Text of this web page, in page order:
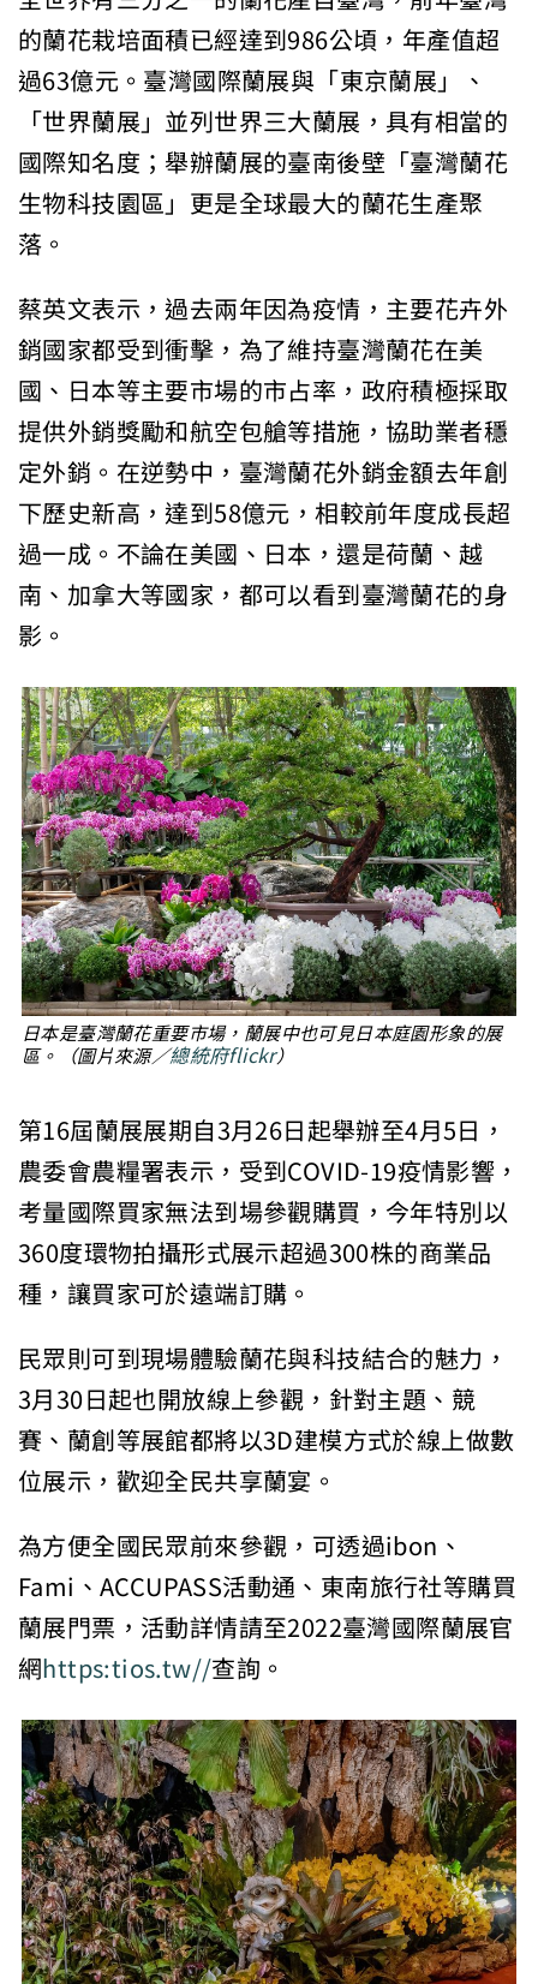
的蘭花栽培面積已經達到986公頃，年產值超
過63億元。臺灣國際蘭展與「東京蘭展」、
「世界蘭展」並列世界三大蘭展，具有相當的
國際知名度；舉辦蘭展的臺南後壁「臺灣蘭花
生物科技園區」更是全球最大的蘭花生產聚
落。
蔡英文表示，過去兩年因為疫情，主要花卉外
銷國家都受到衝擊，為了維持臺灣蘭花在美
國、日本等主要市場的市占率，政府積極採取
提供外銷獎勵和航空包艙等措施，協助業者穩
定外銷。在逆勢中，臺灣蘭花外銷金額去年創
下歷史新高，達到58億元，相較前年度成長超
過一成。不論在美國、日本，還是荷蘭、越
南、加拿大等國家，都可以看到臺灣蘭花的身
影。
日本是臺灣蘭花重要市場，蘭展中也可見日本庭園形象的展
區。（圖片來源／總統府flickr）
第16屆蘭展展期自3月26日起舉辦至4月5日，
農委會農糧署表示，受到COVID-19疫情影響，
考量國際買家無法到場參觀購買，今年特別以
360度環物拍攝形式展示超過300株的商業品
種，讓買家可於遠端訂購。
民眾則可到現場體驗蘭花與科技結合的魅力，
3月30日起也開放線上參觀，針對主題、競
賽、蘭創等展館都將以3D建模方式於線上做數
位展示，歡迎全民共享蘭宴。
為方便全國民眾前來參觀，可透過ibon、
Fami、ACCUPASS活動通、東南旅行社等購買
蘭展門票，活動詳情請至2022臺灣國際蘭展官
網https:tios.tw//查詢。